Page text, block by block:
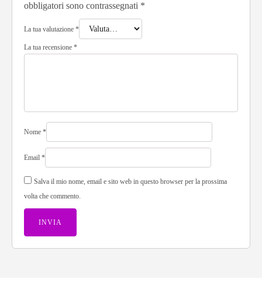
obbligatori sono contrassegnati *
La tua valutazione *
La tua recensione *
Nome *
Email *
Salva il mio nome, email e sito web in questo browser per la prossima
volta che commento.